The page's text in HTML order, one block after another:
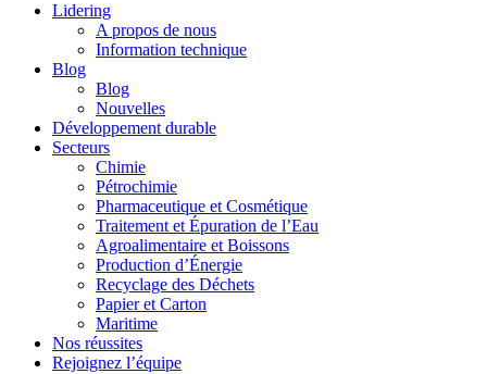
Lidering
A propos de nous
Information technique
Blog
Blog
Nouvelles
Développement durable
Secteurs
Chimie
Pétrochimie
Pharmaceutique et Cosmétique
Traitement et Épuration de l’Eau
Agroalimentaire et Boissons
Production d’Énergie
Recyclage des Déchets
Papier et Carton
Maritime
Nos réussites
Rejoignez l’équipe